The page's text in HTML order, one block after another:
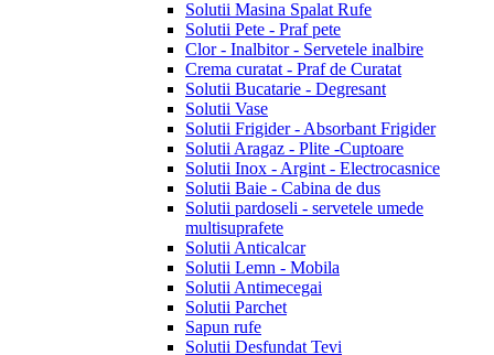
Solutii Masina Spalat Rufe
Solutii Pete - Praf pete
Clor - Inalbitor - Servetele inalbire
Crema curatat - Praf de Curatat
Solutii Bucatarie - Degresant
Solutii Vase
Solutii Frigider - Absorbant Frigider
Solutii Aragaz - Plite -Cuptoare
Solutii Inox - Argint - Electrocasnice
Solutii Baie - Cabina de dus
Solutii pardoseli - servetele umede
multisuprafete
Solutii Anticalcar
Solutii Lemn - Mobila
Solutii Antimecegai
Solutii Parchet
Sapun rufe
Solutii Desfundat Tevi